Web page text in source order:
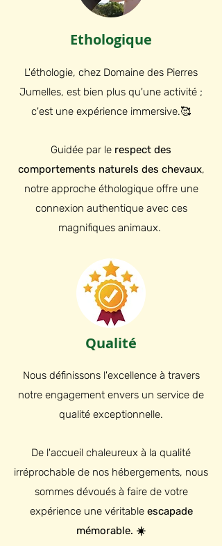
Ethologique
L'éthologie, chez Domaine des Pierres
Jumelles, est bien plus qu'une activité ;
c'est une expérience immersive.🥰
Guidée par le respect des
comportements naturels des chevaux,
notre approche éthologique offre une
connexion authentique avec ces
magnifiques animaux.
Qualité
Nous définissons l'excellence à travers
notre engagement envers un service de
qualité exceptionnelle.
De l'accueil chaleureux à la qualité
irréprochable de nos hébergements, nous
sommes dévoués à faire de votre
expérience une véritable escapade
mémorable. ☀️